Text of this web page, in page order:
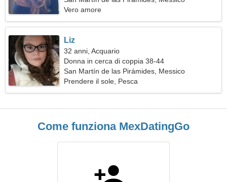
Vero amore
Liz
32 anni, Acquario
Donna in cerca di coppia 38-44
San Martín de las Pirámides, Messico
Prendere il sole, Pesca
Come funziona MexDatingGo